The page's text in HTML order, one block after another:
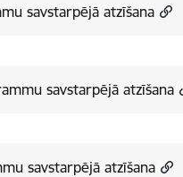
savstarpējā atzīšana
savstarpējā atzīšana
savstarpējā atzīšana